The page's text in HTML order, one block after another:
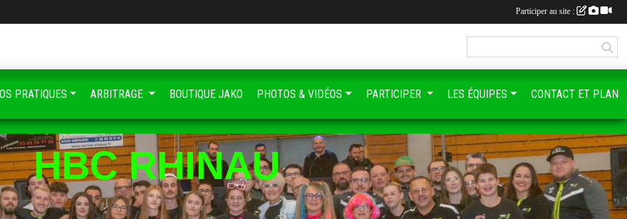
HBC RHINAU
PRATIQUES ARBITRAGE BOUTIQUE JAKO PHOTOS & VIDÉOS PARTICIPER LES ÉQUIPES CONTACT ET PLAN
Participer au site :